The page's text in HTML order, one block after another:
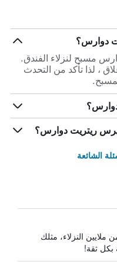
دوارس؟
مسبح لنزلاء الفندق.
، لذا تأكد من التحدث
ريتريت دوارس؟
الشائعة
ملايين النزلاء، مثلك
بكل ثقة!